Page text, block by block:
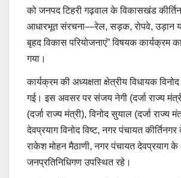
को जनपद टिहरी गढ़वाल के विकासखंड
आधारभूत संरचना—रेल, सड़क, रोपवे, उड़ान
बृहद विकास परियोजनाएं” विषयक कार्यक्रम
गया।
कार्यक्रम की अध्यक्षता क्षेत्रीय विधायक विनोद
गई। इस अवसर पर संजय नेगी (दर्जा राज्य
(दर्जा राज्य मंत्री), विनोद सुयाल (दर्जा राज्य
देवप्रयाग विनोद विष्ट, नगर पंचायत
राकेश मोहन मैठाणी, नगर पंचायत देवप्रयाग के
जनप्रतिनिधिगण उपस्थित रहे।